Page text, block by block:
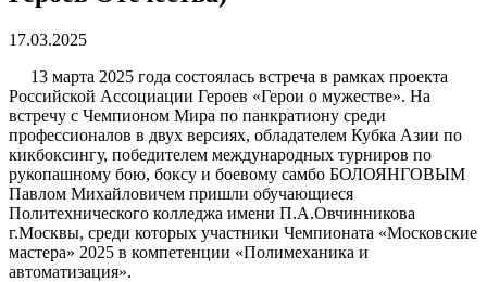
17.03.2025
13 марта 2025 года состоялась встреча в рамках проекта
Российской Ассоциации Героев «Герои о мужестве». На
встречу с Чемпионом Мира по панкратиону среди
профессионалов в двух версиях, обладателем Кубка Азии по
кикбоксингу, победителем международных турниров по
рукопашному бою, боксу и боевому самбо БОЛОЯНГОВЫМ
Павлом Михайловичем пришли обучающиеся
Политехнического колледжа имени П.А.Овчинникова
г.Москвы, среди которых участники Чемпионата «Московские
мастера» 2025 в компетенции «Полимеханика и
автоматизация».